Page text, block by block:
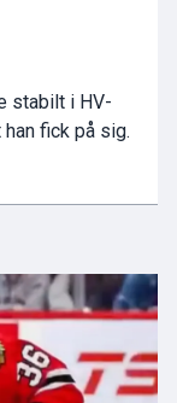
stabilt i HV-
fick på sig.